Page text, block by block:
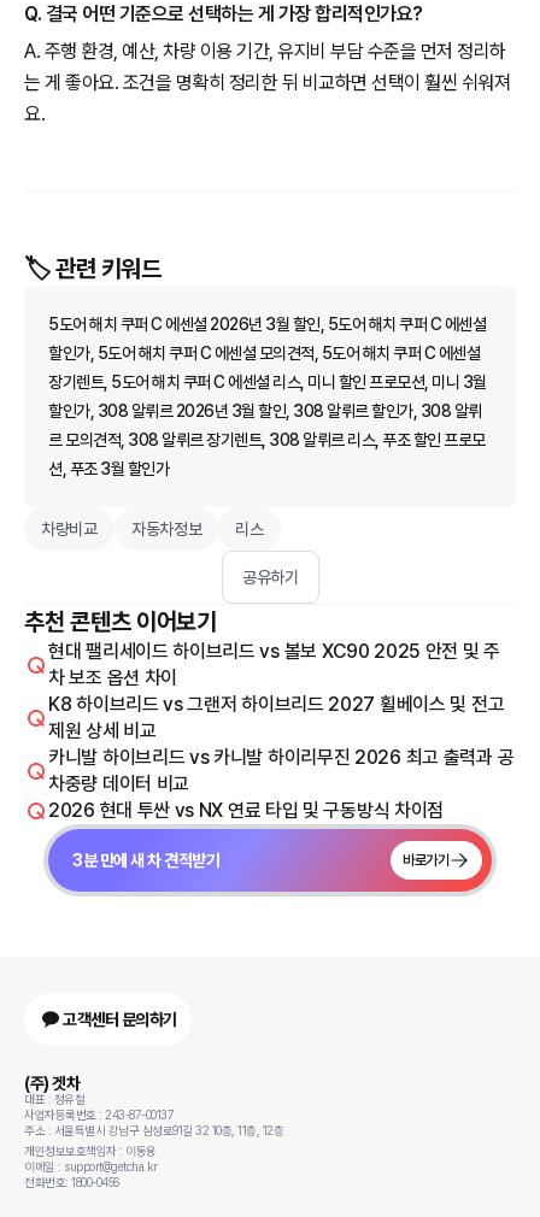
Q. 결국 어떤 기준으로 선택하는 게 가장 합리적인가요?
A. 주행 환경, 예산, 차량 이용 기간, 유지비 부담 수준을 먼저 정리하
는 게 좋아요. 조건을 명확히 정리한 뒤 비교하면 선택이 훨씬 쉬워져
요.
🏷️ 관련 키워드
5도어 해치 쿠퍼 C 에센셜 2026년 3월 할인, 5도어 해치 쿠퍼 C 에센셜
할인가, 5도어 해치 쿠퍼 C 에센셜 모의견적, 5도어 해치 쿠퍼 C 에센셜
장기렌트, 5도어 해치 쿠퍼 C 에센셜 리스, 미니 할인 프로모션, 미니 3월
할인가, 308 알뤼르 2026년 3월 할인, 308 알뤼르 할인가, 308 알뤼
르 모의견적, 308 알뤼르 장기렌트, 308 알뤼르 리스, 푸조 할인 프로모
션, 푸조 3월 할인가
차량비교 자동차정보 리스
공유하기
추천 콘텐츠 이어보기
현대 팰리세이드 하이브리드 vs 볼보 XC90 2025 안전 및 주
차 보조 옵션 차이
K8 하이브리드 vs 그랜저 하이브리드 2027 휠베이스 및 전고
제원 상세 비교
카니발 하이브리드 vs 카니발 하이리무진 2026 최고 출력과 공
차중량 데이터 비교
2026 현대 투싼 vs NX 연료 타입 및 구동방식 차이점
3분 만에 새 차 견적받기 바로가기
고객센터 문의하기
(주) 겟차
대표 : 정유철
사업자등록번호 : 243-87-00137
주소 : 서울특별시 강남구 삼성로91길 32 10층, 11층, 12층
개인정보보호책임자 : 이동용
이메일 : support@getcha.kr
전화번호: 1800-0456